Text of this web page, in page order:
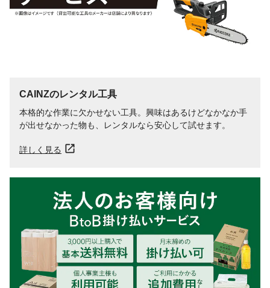
CAINZのレンタル工具
本格的な作業に欠かせない工具。興味はあるけどなかなか手
が出せなかった物も、レンタルなら安心して試せます。
詳しく見る